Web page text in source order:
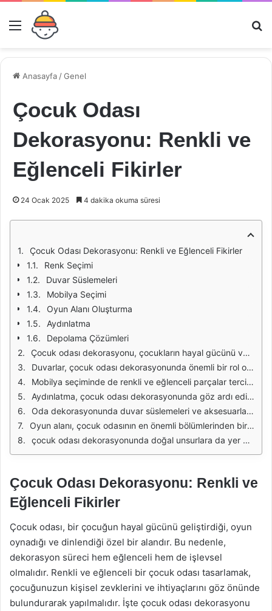
Menü
Anasayfa /Genel
Çocuk Odası
Dekorasyonu: Renkli ve
Eğlenceli Fikirler
24 Ocak 2025 4 dakika okuma süresi
Çocuk Odası Dekorasyonu: Renkli ve Eğlenceli Fikirler
Renk Seçimi
Duvar Süslemeleri
Mobilya Seçimi
Oyun Alanı Oluşturma
Aydınlatma
Depolama Çözümleri
Çocuk odası dekorasyonu, çocukların hayal gücünü ve yaratıcılığını desteklemenin yanı sıra, onların kişisel alanlarını da yansıtmalıdır. Bu nedenle, odanın tasarımında renkli ve eğlenceli unsurlar kullanmak oldukça önemlidir. Renklerin psikolojik etkileri göz önüne alındığında, canlı ve neşeli renkler, çocukların ruh halini olumlu yönde etkileyebilir. Örneğin, sarı gibi canlı tonlar enerji verirken, mavi gibi sakin renkler huzur hissi yaratır. Bu nedenle, odada kullanılan renklerin dengeli bir şekilde seçilmesi ve kombinlenmesi gerekmektedir.
Duvarlar, çocuk odası dekorasyonunda önemli bir rol oynar. Duvarları boyarken veya duvar kağıdı seçerken, çocukların ilgi alanlarına yönelik temalar tercih edilebilir. Örneğin, sevdikleri çizgi film karakterlerinin yer aldığı duvar kağıtları, odanın atmosferini neşelendirebilir. Ayrıca, boyanabilir duvarlar da çocukların yaratıcılığını desteklemek için harika bir fırsat sunar. Çocuklar, bu duvarları kendi hayal güçlerine göre tasarlayabilir ve sürekli değişen bir sanat eseri yaratabilirler.
Mobilya seçiminde de renkli ve eğlenceli parçalar tercih edilebilir. Çocuk masası, sandalyeleri veya yatak başlığı gibi mobilyalarda canlı renkler kullanmak, odanın genel havasını canlandırır. Ayrıca, fonksiyonel mobilyalar seçmek de oldukça önemlidir. Örneğin, saklama alanı sunan renkli kutular veya raflar, hem düzen sağlar hem de odanın dekorasyonunu zenginleştirir. Bu tür mobilyalar, çocukların eşyalarını düzenlemelerine yardımcı olurken, aynı zamanda odanın estetiğine katkıda bulunur.
Aydınlatma, çocuk odası dekorasyonunda göz ardı edilmemesi gereken bir diğer unsurdur. Renkli abajurlar veya şirin lambalar kullanarak, odanın atmosferini değiştirmek mümkündür. Farklı ışık kaynakları ile odanın farklı alanlarını aydınlatmak, çocukların oyun oynarken veya kitap okurken daha keyifli bir ortamda bulunmalarını sağlar. Ayrıca, gece lambaları da çocukların uyku saatlerinde huzur bulmalarına yardımcı olur. Eğlenceli tasarımlara sahip gece lambaları, odanın dekorasyonuna da katkıda bulunur.
Oda dekorasyonunda duvar süslemeleri ve aksesuarlar önemli bir yer tutar. Renkli tablolar, posterler veya çocukların kendi yaptığı sanat eserleri, duvarları süsleyerek kişisel bir dokunuş kazandırır. Ayrıca, yastıklar, halılar ve perdeler gibi tekstil ürünlerinde renkli desenler kullanmak, odanın enerjisini artırır. Eğlenceli karakterlerin ve hayvan figürlerinin yer aldığı tekstil ürünleri, çocukların hayal dünyasına hitap eder ve odada sıcak bir atmosfer yaratır.
Oyun alanı, çocuk odasının en önemli bölümlerinden biridir. Oyun halıları, yastıklar ve renkli oyuncak kutları ile donatılan bir köşe, çocukların hayal güçlerini geliştirmelerine olanak tanır. Oyun alanında kullanılan renkli ve eğlenceli aksesuarlar, çocukların oyun oynarken daha mutlu hissetmelerine yardımcı olur. Ayrıca, bu alanın düzenli ve ferah olmasına dikkat etmek, çocukların daha rahat oynamasını sağlar.
çocuk odası dekorasyonunda doğal unsurlara da yer vermek önemlidir. Bitkiler, odanın havasını tazelerken, aynı zamanda estetik bir görünüm sunar. Renkli saksılarla yerleştirilen bitkiler, odanın renk paletini tamamlayabilir. Ayrıca, doğal malzemelerden yapılmış oyuncaklar ve dekoratif objeler, çocuklara doğayı tanıtmanın yanı sıra, sağlıklı bir yaşam alanı oluşturmaya yardımcı olur. Bu unsurlar, çocuk odasının hem eğlenceli hem de sağlıklı bir ortam olmasına katkı sağlar.
Çocuk Odası Dekorasyonu: Renkli ve
Eğlenceli Fikirler
Çocuk odası, bir çocuğun hayal gücünü geliştirdiği, oyun
oynadığı ve dinlendiği özel bir alandır. Bu nedenle,
dekorasyon süreci hem eğlenceli hem de işlevsel
olmalıdır. Renkli ve eğlenceli bir çocuk odası tasarlamak,
çocuğunuzun kişisel zevklerini ve ihtiyaçlarını göz önünde
bulundurarak yapılmalıdır. İşte çocuk odası dekorasyonu